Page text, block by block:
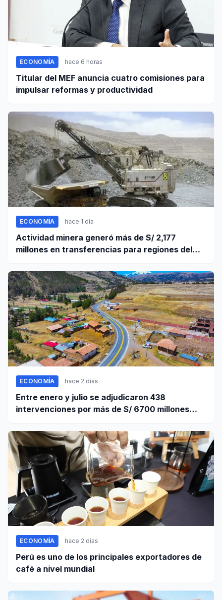
ECONOMÍA hace 6 horas
Titular del MEF anuncia cuatro comisiones para
impulsar reformas y productividad
ECONOMÍA hace 1 día
Actividad minera generó más de S/ 2,177
millones en transferencias para regiones del
ECONOMÍA hace 2 días
Entre enero y julio se adjudicaron 438
intervenciones por más de S/ 6700 millones
ECONOMÍA hace 2 días
Perú es uno de los principales exportadores de
café a nivel mundial